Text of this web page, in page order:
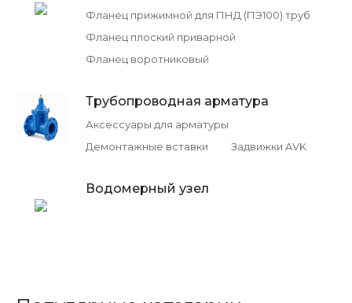
Фланец прижимной для ПНД (ПЭ100) труб
Фланец плоский приварной
Фланец воротниковый
Трубопроводная арматура
Аксессуары для арматуры
Демонтажные вставки
Задвижки AVK
Водомерный узел